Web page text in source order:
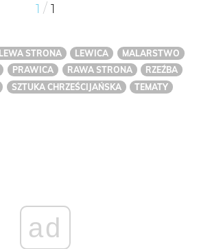
1 / 1
LEWA STRONA LEWICA
MALARSTWO
PRAWICA RAWA STRONA
RZEŹBA
SZTUKA CHRZEŚCIJAŃSKA TEMATY
ad